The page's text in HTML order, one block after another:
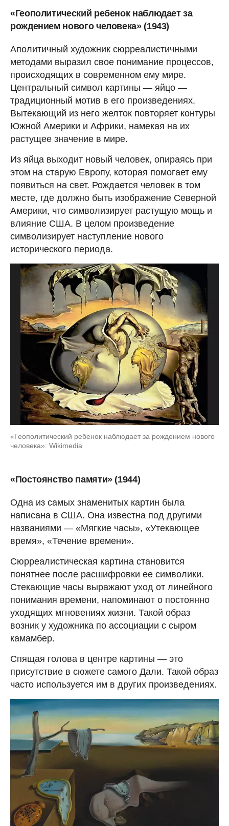
«Геополитический ребенок наблюдает за
рождением нового человека» (1943)
Аполитичный художник сюрреалистичными
методами выразил свое понимание процессов,
происходящих в современном ему мире.
Центральный символ картины — яйцо —
традиционный мотив в его произведениях.
Вытекающий из него желток повторяет контуры
Южной Америки и Африки, намекая на их
растущее значение в мире.
Из яйца выходит новый человек, опираясь при
этом на старую Европу, которая помогает ему
появиться на свет. Рождается человек в том
месте, где должно быть изображение Северной
Америки, что символизирует растущую мощь и
влияние США. В целом произведение
символизирует наступление нового
исторического периода.
«Геополитический ребенок наблюдает за рождением нового
человека»: Wikimedia
«Постоянство памяти» (1944)
Одна из самых знаменитых картин была
написана в США. Она известна под другими
названиями — «Мягкие часы», «Утекающее
время», «Течение времени».
Сюрреалистическая картина становится
понятнее после расшифровки ее символики.
Стекающие часы выражают уход от линейного
понимания времени, напоминают о постоянно
уходящих мгновениях жизни. Такой образ
возник у художника по ассоциации с сыром
камамбер.
Спящая голова в центре картины — это
присутствие в сюжете самого Дали. Такой образ
часто используется им в других произведениях.